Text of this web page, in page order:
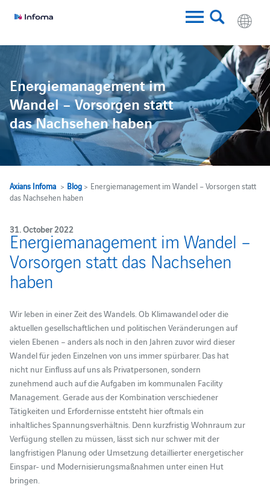
Energiemanagement im
Wandel – Vorsorgen statt
das Nachsehen haben
Axians Infoma> Blog> Energiemanagement im Wandel – Vorsorgen statt
das Nachsehen haben
31. October 2022
Energiemanagement im Wandel –
Vorsorgen statt das Nachsehen
haben
Wir leben in einer Zeit des Wandels. Ob Klimawandel oder die
aktuellen gesellschaftlichen und politischen Veränderungen auf
vielen Ebenen – anders als noch in den Jahren zuvor wird dieser
Wandel für jeden Einzelnen von uns immer spürbarer. Das hat
nicht nur Einfluss auf uns als Privatpersonen, sondern
zunehmend auch auf die Aufgaben im kommunalen Facility
Management. Gerade aus der Kombination verschiedener
Tätigkeiten und Erfordernisse entsteht hier oftmals ein
inhaltliches Spannungsverhältnis. Denn kurzfristig Wohnraum zur
Verfügung stellen zu müssen, lässt sich nur schwer mit der
langfristigen Planung oder Umsetzung detaillierter energetischer
Einspar- und Modernisierungsmaßnahmen unter einen Hut
bringen.